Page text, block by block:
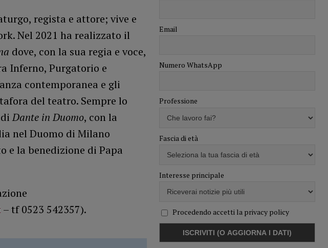
regista e attore; vive e
Nel 2021 ha realizzato il
dove, con la sua regia e voce,
Inferno, Purgatorio e
contemporanea e gli
del teatro. Sempre lo
diDante in Duomo, con la
nel Duomo di Milano
e la benedizione di Papa
– tf 0523 542357).
Email
Numero WhatsApp
Professione
Fascia di età
Interesse principale
Procedendo accetti la privacy policy